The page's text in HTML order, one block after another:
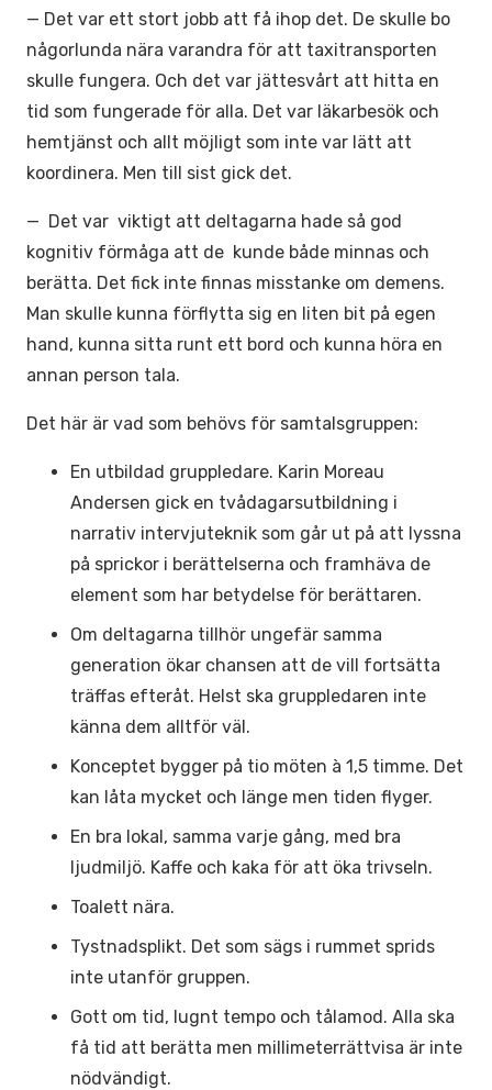
— Det var ett stort jobb att få ihop det. De skulle bo
någorlunda nära varandra för att taxitransporten
skulle fungera. Och det var jättesvårt att hitta en
tid som fungerade för alla. Det var läkarbesök och
hemtjänst och allt möjligt som inte var lätt att
koordinera. Men till sist gick det.
— Det var viktigt att deltagarna hade så god
kognitiv förmåga att de kunde både minnas och
berätta. Det fick inte finnas misstanke om demens.
Man skulle kunna förflytta sig en liten bit på egen
hand, kunna sitta runt ett bord och kunna höra en
annan person tala.
Det här är vad som behövs för samtalsgruppen:
En utbildad gruppledare. Karin Moreau
Andersen gick en tvådagarsutbildning i
narrativ intervjuteknik som går ut på att lyssna
på sprickor i berättelserna och framhäva de
element som har betydelse för berättaren.
Om deltagarna tillhör ungefär samma
generation ökar chansen att de vill fortsätta
träffas efteråt. Helst ska gruppledaren inte
känna dem alltför väl.
Konceptet bygger på tio möten à 1,5 timme. Det
kan låta mycket och länge men tiden flyger.
En bra lokal, samma varje gång, med bra
ljudmiljö. Kaffe och kaka för att öka trivseln.
Toalett nära.
Tystnadsplikt. Det som sägs i rummet sprids
inte utanför gruppen.
Gott om tid, lugnt tempo och tålamod. Alla ska
få tid att berätta men millimeterrättvisa är inte
nödvändigt.